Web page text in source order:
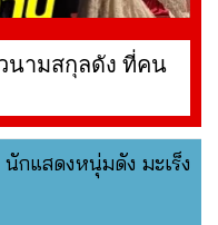
นามสกุลดัง ที่คน
กแสดงหนุ่มดัง มะเร็ง